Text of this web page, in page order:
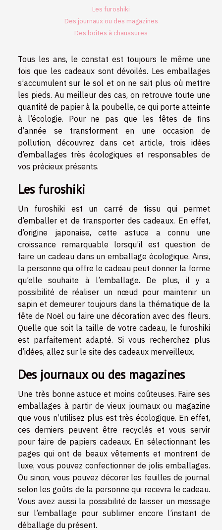
Les furoshiki
Des journaux ou des magazines
Des boîtes à chaussures
Tous les ans, le constat est toujours le même une
fois que les cadeaux sont dévoilés. Les emballages
s’accumulent sur le sol et on ne sait plus où mettre
les pieds. Au meilleur des cas, on retrouve toute une
quantité de papier à la poubelle, ce qui porte atteinte
à l’écologie. Pour ne pas que les fêtes de fins
d’année se transforment en une occasion de
pollution, découvrez dans cet article, trois idées
d’emballages très écologiques et responsables de
vos précieux présents.
Les furoshiki
Un furoshiki est un carré de tissu qui permet
d’emballer et de transporter des cadeaux. En effet,
d’origine japonaise, cette astuce a connu une
croissance remarquable lorsqu’il est question de
faire un cadeau dans un emballage écologique. Ainsi,
la personne qui offre le cadeau peut donner la forme
qu’elle souhaite à l’emballage. De plus, il y a
possibilité de réaliser un nœud pour maintenir un
sapin et demeurer toujours dans la thématique de la
fête de Noël ou faire une décoration avec des fleurs.
Quelle que soit la taille de votre cadeau, le furoshiki
est parfaitement adapté. Si vous recherchez plus
d’idées, allez sur le site des cadeaux merveilleux.
Des journaux ou des magazines
Une très bonne astuce et moins coûteuses. Faire ses
emballages à partir de vieux journaux ou magazine
que vous n’utilisez plus est très écologique. En effet,
ces derniers peuvent être recyclés et vous servir
pour faire de papiers cadeaux. En sélectionnant les
pages qui ont de beaux vêtements et montrent de
luxe, vous pouvez confectionner de jolis emballages.
Ou sinon, vous pouvez décorer les feuilles de journal
selon les goûts de la personne qui recevra le cadeau.
Vous avez aussi la possibilité de laisser un message
sur l’emballage pour sublimer encore l’instant de
déballage du présent.